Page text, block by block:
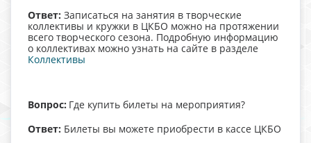
Ответ: Записаться на занятия в творческие
коллективы и кружки в ЦКБО можно на протяжении
всего творческого сезона. Подробную информацию
о коллективах можно узнать на сайте в разделе
Коллективы
Вопрос: Где купить билеты на мероприятия?
Ответ: Билеты вы можете приобрести в кассе ЦКБО